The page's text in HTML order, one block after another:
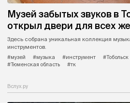
Музей забытых звуков в
открыл двери для всех
Здесь собрана уникальная коллекция
инструментов.
#музей
#музыка #инструмент #Тобольск
#Тюменская область
#тк
Вслух.ру